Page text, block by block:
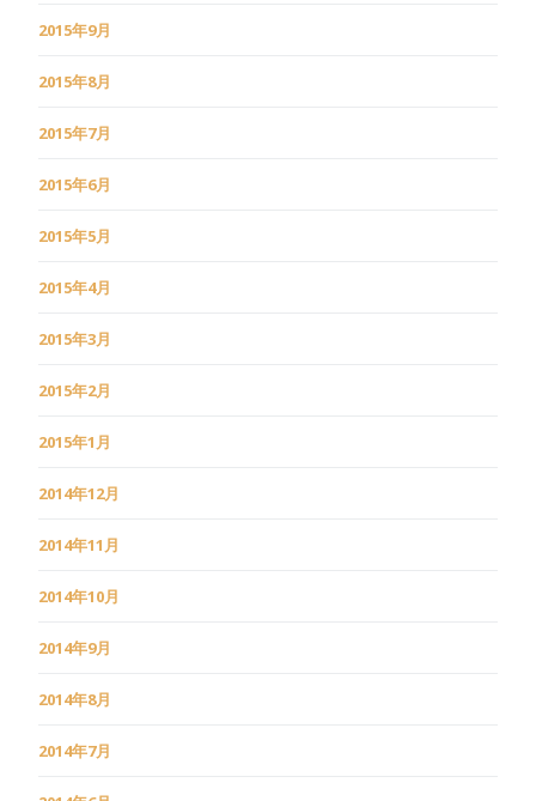
2015年9月
2015年8月
2015年7月
2015年6月
2015年5月
2015年4月
2015年3月
2015年2月
2015年1月
2014年12月
2014年11月
2014年10月
2014年9月
2014年8月
2014年7月